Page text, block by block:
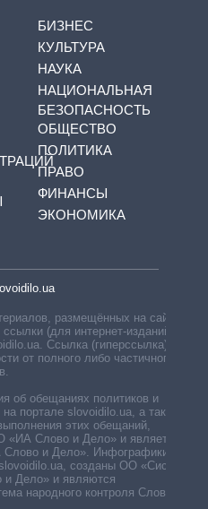
БИЗНЕС
КУЛЬТУРА
НАУКА
НАЦИОНАЛЬНАЯ
БЕЗОПАСНОСТЬ
ОБЩЕСТВО
ПОЛИТИКА
ПРАВО
ФИНАНСЫ
ЭКОНОМИКА
размещённых на сайте,
(для интернет-изданий —
Ссылка (гиперссылка)
от полного либо частичного
об обещаниях политиков и
портале slovoidilo.ua, а также
этих обещаний,
«ИА Слово и Дело» и является
и Дело». Инфографики,
созданы ОО «Система
и Дело» и являются
народного контроля Слово и